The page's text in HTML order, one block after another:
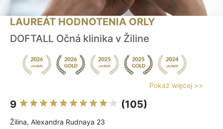
LAUREÁT HODNOTENIA ORLY
DOFTALL Očná klinika v Žiline
Pokaż więcej >>
9 (105)
Žilina, Alexandra Rudnaya 23